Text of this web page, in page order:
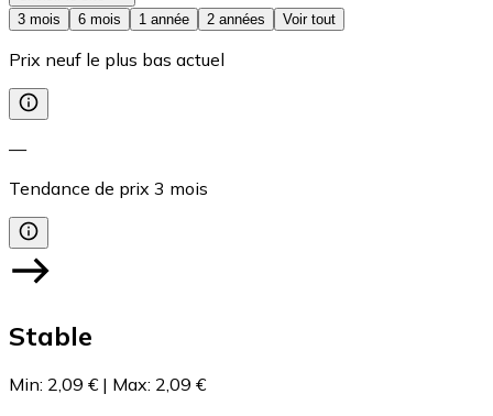
3 mois
6 mois 1 année 2 années Voir tout
Prix neuf le plus bas actuel
—
Tendance de prix 3 mois
Stable
Min: 2,09 € | Max: 2,09 €